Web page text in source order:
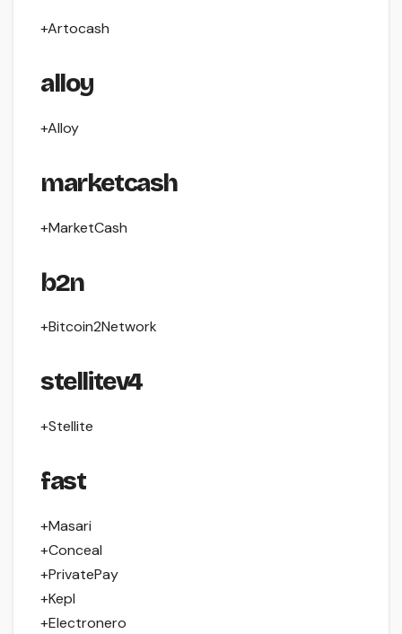
+Artocash
alloy
+Alloy
marketcash
+MarketCash
b2n
+Bitcoin2Network
stellitev4
+Stellite
fast
+Masari
+Conceal
+PrivatePay
+Kepl
+Electronero